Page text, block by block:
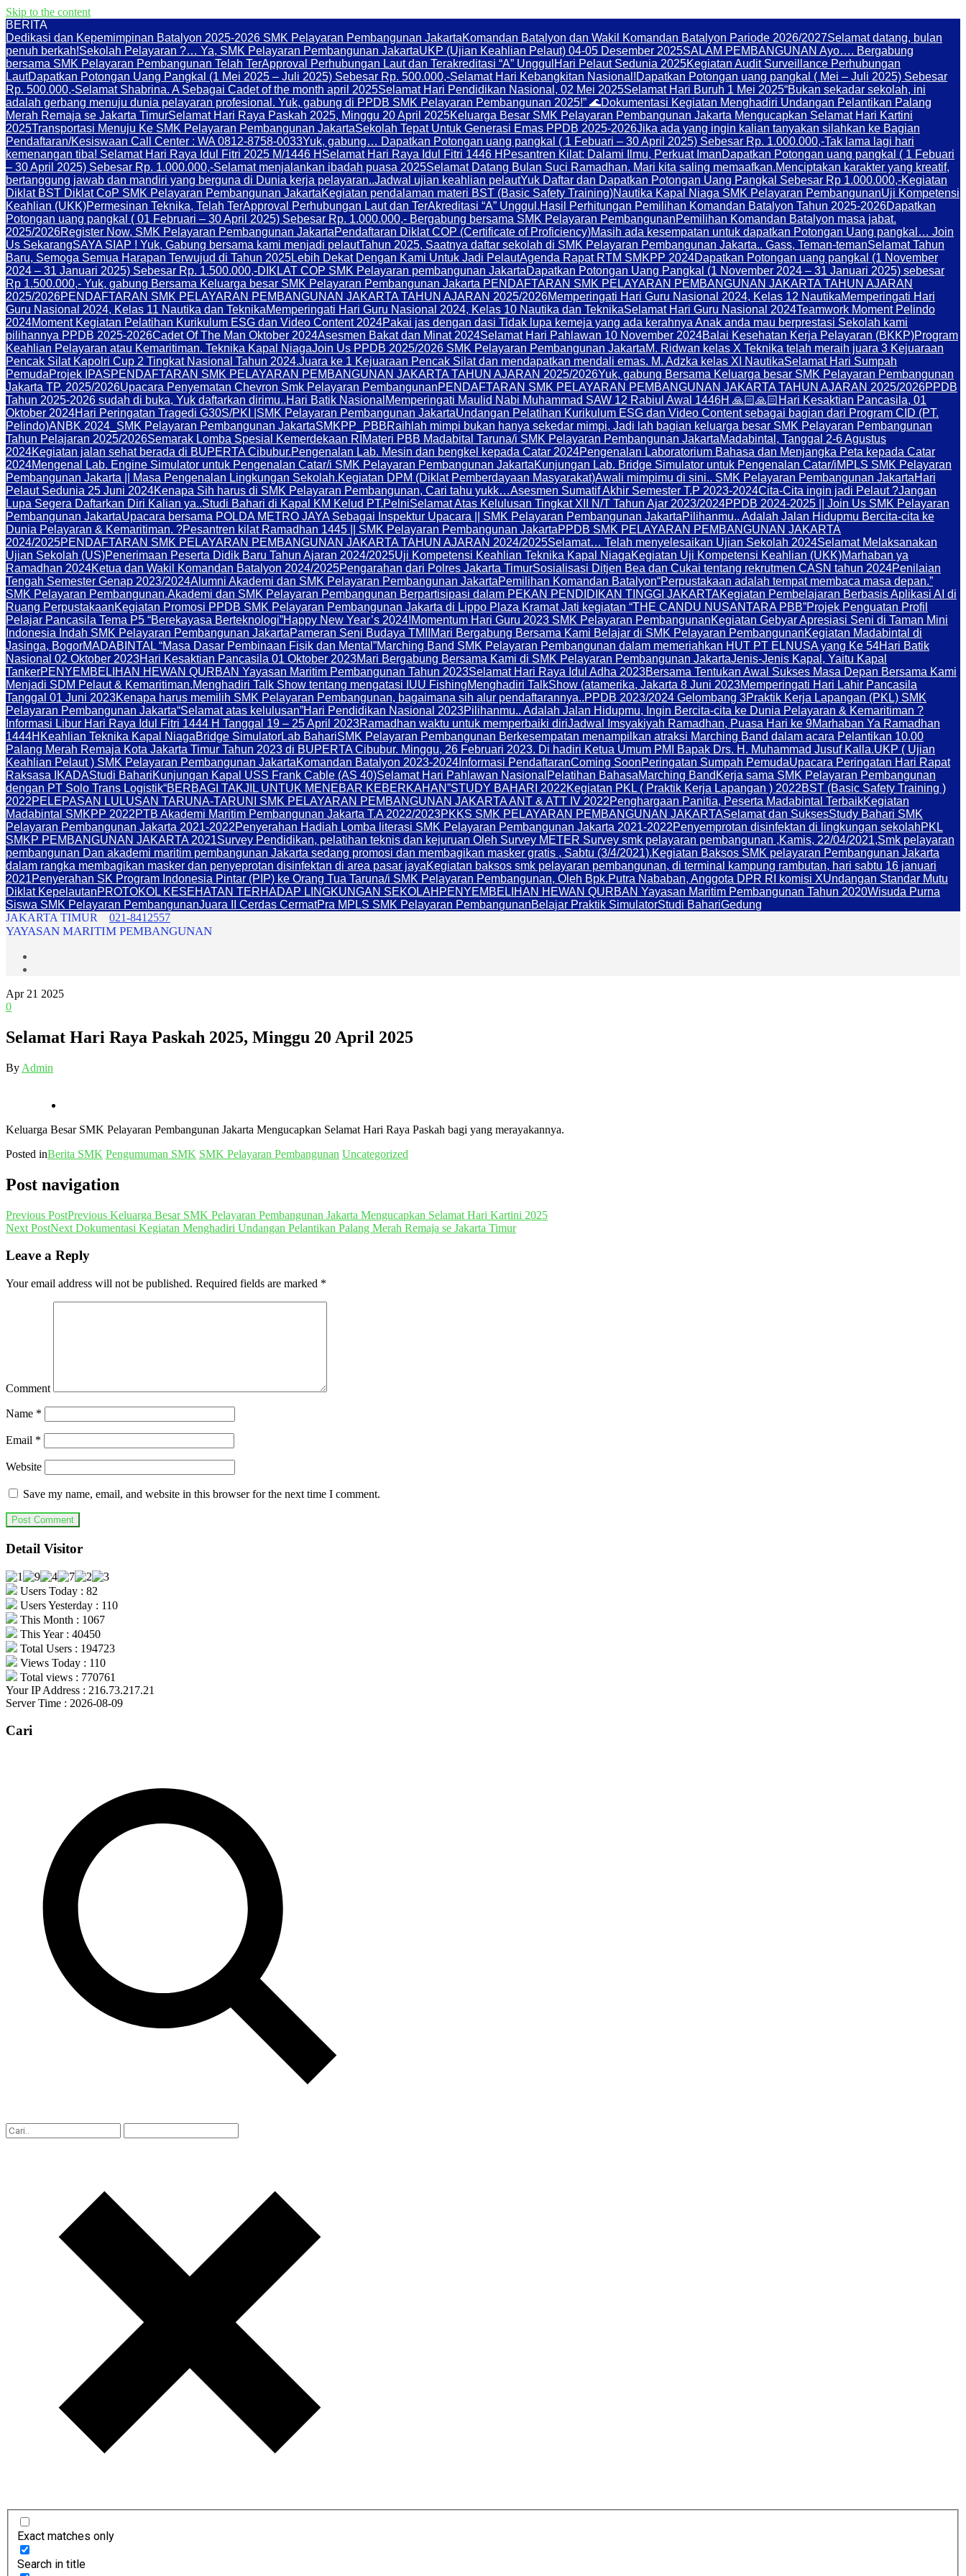
Skip to the content
BERITA
Dedikasi dan Kepemimpinan Batalyon 2025-2026 SMK Pelayaran Pembangunan JakartaKomandan Batalyon dan Wakil Komandan Batalyon Pariode 2026/2027Selamat datang, bulan
penuh berkah!Sekolah Pelayaran ?… Ya, SMK Pelayaran Pembangunan JakartaUKP (Ujian Keahlian Pelaut) 04-05 Desember 2025SALAM PEMBANGUNAN Ayo…. Bergabung
bersama SMK Pelayaran Pembangunan Telah TerApproval Perhubungan Laut dan Terakreditasi “A” Unggul Hari Pelaut Sedunia 2025Kegiatan Audit Surveillance Perhubungan
LautDapatkan Potongan Uang Pangkal (1 Mei 2025 – Juli 2025) Sebesar Rp. 500.000,-Selamat Hari Kebangkitan Nasional!Dapatkan Potongan uang pangkal ( Mei – Juli 2025) Sebesar
Rp. 500.000,-Selamat Shabrina. A Sebagai Cadet of the month april 2025Selamat Hari Pendidikan Nasional, 02 Mei 2025Selamat Hari Buruh 1 Mei 2025“Bukan sekadar sekolah, ini
adalah gerbang menuju dunia pelayaran profesional. Yuk, gabung di PPDB SMK Pelayaran Pembangunan 2025!” 🌊Dokumentasi Kegiatan Menghadiri Undangan Pelantikan Palang
Merah Remaja se Jakarta TimurSelamat Hari Raya Paskah 2025, Minggu 20 April 2025Keluarga Besar SMK Pelayaran Pembangunan Jakarta Mengucapkan Selamat Hari Kartini
2025Transportasi Menuju Ke SMK Pelayaran Pembangunan JakartaSekolah Tepat Untuk Generasi Emas PPDB 2025-2026Jika ada yang ingin kalian tanyakan silahkan ke Bagian
Pendaftaran/Kesiswaan Call Center : WA 0812-8758-0033Yuk, gabung… Dapatkan Potongan uang pangkal ( 1 Febuari – 30 April 2025) Sebesar Rp. 1.000.000,-Tak lama lagi hari
kemenangan tiba! Selamat Hari Raya Idul Fitri 2025 M/1446 H Selamat Hari Raya Idul Fitri 1446 H Pesantren Kilat: Dalami Ilmu, Perkuat ImanDapatkan Potongan uang pangkal ( 1 Febuari
– 30 April 2025) Sebesar Rp. 1.000.000,-Selamat menjalankan ibadah puasa 2025Selamat Datang Bulan Suci Ramadhan. Mari kita saling memaafkan.Menciptakan karakter yang kreatif,
bertanggung jawab dan mandiri yang berguna di Dunia kerja pelayaran..Jadwal ujian keahlian pelautYuk Daftar dan Dapatkan Potongan Uang Pangkal Sebesar Rp 1.000.000,-Kegiatan
Diklat BST Diklat CoP SMK Pelayaran Pembangunan JakartaKegiatan pendalaman materi BST (Basic Safety Training)Nautika Kapal Niaga SMK Pelayaran PembangunanUji Kompetensi
Keahlian (UKK)Permesinan Teknika, Telah TerApproval Perhubungan Laut dan TerAkreditasi “A” Unggul.Hasil Perhitungan Pemilihan Komandan Batalyon Tahun 2025-2026Dapatkan
Potongan uang pangkal ( 01 Februari – 30 April 2025) Sebesar Rp. 1.000.000,- Bergabung bersama SMK Pelayaran PembangunanPemilihan Komandan Batalyon masa jabat.
2025/2026Register Now, SMK Pelayaran Pembangunan JakartaPendaftaran Diklat COP (Certificate of Proficiency)Masih ada kesempatan untuk dapatkan Potongan Uang pangkal… Join
Us SekarangSAYA SIAP ! Yuk, Gabung bersama kami menjadi pelautTahun 2025, Saatnya daftar sekolah di SMK Pelayaran Pembangunan Jakarta.. Gass, Teman-temanSelamat Tahun
Baru, Semoga Semua Harapan Terwujud di Tahun 2025Lebih Dekat Dengan Kami Untuk Jadi PelautAgenda Rapat RTM SMKPP 2024Dapatkan Potongan uang pangkal (1 November
2024 – 31 Januari 2025) Sebesar Rp. 1.500.000,-DIKLAT COP SMK Pelayaran pembangunan JakartaDapatkan Potongan Uang Pangkal (1 November 2024 – 31 Januari 2025) sebesar
Rp 1.500.000,- Yuk, gabung Bersama Keluarga besar SMK Pelayaran Pembangunan Jakarta PENDAFTARAN SMK PELAYARAN PEMBANGUNAN JAKARTA TAHUN AJARAN
2025/2026PENDAFTARAN SMK PELAYARAN PEMBANGUNAN JAKARTA TAHUN AJARAN 2025/2026Memperingati Hari Guru Nasional 2024, Kelas 12 NautikaMemperingati Hari
Guru Nasional 2024, Kelas 11 Nautika dan TeknikaMemperingati Hari Guru Nasional 2024, Kelas 10 Nautika dan TeknikaSelamat Hari Guru Nasional 2024Teamwork Moment Pelindo
2024Moment Kegiatan Pelatihan Kurikulum ESG dan Video Content 2024Pakai jas dengan dasi Tidak lupa kemeja yang ada kerahnya Anak anda mau berprestasi Sekolah kami
pilihannya PPDB 2025-2026Cadet Of The Man Oktober 2024Asesmen Bakat dan Minat 2024Selamat Hari Pahlawan 10 November 2024Balai Kesehatan Kerja Pelayaran (BKKP)Program
Keahlian Pelayaran atau Kemaritiman. Teknika Kapal NiagaJoin Us PPDB 2025/2026 SMK Pelayaran Pembangunan JakartaM. Ridwan kelas X Teknika telah meraih juara 3 Kejuaraan
Pencak Silat Kapolri Cup 2 Tingkat Nasional Tahun 2024.Juara ke 1 Kejuaraan Pencak Silat dan mendapatkan mendali emas. M. Adzka kelas XI NautikaSelamat Hari Sumpah
PemudaProjek IPASPENDAFTARAN SMK PELAYARAN PEMBANGUNAN JAKARTA TAHUN AJARAN 2025/2026Yuk, gabung Bersama Keluarga besar SMK Pelayaran Pembangunan
Jakarta TP. 2025/2026Upacara Penyematan Chevron Smk Pelayaran PembangunanPENDAFTARAN SMK PELAYARAN PEMBANGUNAN JAKARTA TAHUN AJARAN 2025/2026PPDB
Tahun 2025-2026 sudah di buka, Yuk daftarkan dirimu..Hari Batik Nasional Memperingati Maulid Nabi Muhammad SAW 12 Rabiul Awal 1446H 🙏🏻🙏🏻 Hari Kesaktian Pancasila, 01
Oktober 2024Hari Peringatan Tragedi G30S/PKI |SMK Pelayaran Pembangunan JakartaUndangan Pelatihan Kurikulum ESG dan Video Content sebagai bagian dari Program CID (PT.
Pelindo)ANBK 2024_SMK Pelayaran Pembangunan JakartaSMKPP_PBBRaihlah mimpi bukan hanya sekedar mimpi, Jadi lah bagian keluarga besar SMK Pelayaran Pembangunan
Tahun Pelajaran 2025/2026Semarak Lomba Spesial Kemerdekaan RI Materi PBB Madabital Taruna/i SMK Pelayaran Pembangunan JakartaMadabintal, Tanggal 2-6 Agustus
2024Kegiatan jalan sehat berada di BUPERTA Cibubur.Pengenalan Lab. Mesin dan bengkel kepada Catar 2024Pengenalan Laboratorium Bahasa dan Menjangka Peta kepada Catar
2024Mengenal Lab. Engine Simulator untuk Pengenalan Catar/i SMK Pelayaran Pembangunan JakartaKunjungan Lab. Bridge Simulator untuk Pengenalan Catar/iMPLS SMK Pelayaran
Pembangunan Jakarta || Masa Pengenalan Lingkungan Sekolah.Kegiatan DPM (Diklat Pemberdayaan Masyarakat)Awali mimpimu di sini.. SMK Pelayaran Pembangunan JakartaHari
Pelaut Sedunia 25 Juni 2024Kenapa Sih harus di SMK Pelayaran Pembangunan, Cari tahu yukk…Asesmen Sumatif Akhir Semester T.P 2023-2024Cita-Cita ingin jadi Pelaut ?Jangan
Lupa Segera Daftarkan Diri Kalian ya..Studi Bahari di Kapal KM Kelud PT.PelniSelamat Atas Kelulusan Tingkat XII N/T Tahun Ajar 2023/2024PPDB 2024-2025 || Join Us SMK Pelayaran
Pembangunan JakartaUpacara bersama POLDA METRO JAYA Sebagai Inspektur Upacara || SMK Pelayaran Pembangunan JakartaPilihanmu.. Adalah Jalan Hidupmu Bercita-cita ke
Dunia Pelayaran & Kemaritiman. ?Pesantren kilat Ramadhan 1445 || SMK Pelayaran Pembangunan JakartaPPDB SMK PELAYARAN PEMBANGUNAN JAKARTA
2024/2025PENDAFTARAN SMK PELAYARAN PEMBANGUNAN JAKARTA TAHUN AJARAN 2024/2025Selamat… Telah menyelesaikan Ujian Sekolah 2024Selamat Melaksanakan
Ujian Sekolah (US)Penerimaan Peserta Didik Baru Tahun Ajaran 2024/2025Uji Kompetensi Keahlian Teknika Kapal NiagaKegiatan Uji Kompetensi Keahlian (UKK)Marhaban ya
Ramadhan 2024Ketua dan Wakil Komandan Batalyon 2024/2025Pengarahan dari Polres Jakarta TimurSosialisasi Ditjen Bea dan Cukai tentang rekrutmen CASN tahun 2024Penilaian
Tengah Semester Genap 2023/2024Alumni Akademi dan SMK Pelayaran Pembangunan JakartaPemilihan Komandan Batalyon“Perpustakaan adalah tempat membaca masa depan.”
SMK Pelayaran Pembangunan.Akademi dan SMK Pelayaran Pembangunan Berpartisipasi dalam PEKAN PENDIDIKAN TINGGI JAKARTAKegiatan Pembelajaran Berbasis Aplikasi AI di
Ruang PerpustakaanKegiatan Promosi PPDB SMK Pelayaran Pembangunan Jakarta di Lippo Plaza Kramat Jati kegiatan “THE CANDU NUSANTARA PBB”Projek Penguatan Profil
Pelajar Pancasila Tema P5 “Berekayasa Berteknologi”Happy New Year’s 2024!Momentum Hari Guru 2023 SMK Pelayaran PembangunanKegiatan Gebyar Apresiasi Seni di Taman Mini
Indonesia Indah SMK Pelayaran Pembangunan JakartaPameran Seni Budaya TMII Mari Bergabung Bersama Kami Belajar di SMK Pelayaran PembangunanKegiatan Madabintal di
Jasinga, BogorMADABINTAL “Masa Dasar Pembinaan Fisik dan Mental”Marching Band SMK Pelayaran Pembangunan dalam memeriahkan HUT PT ELNUSA yang Ke 54Hari Batik
Nasional 02 Oktober 2023Hari Kesaktian Pancasila 01 Oktober 2023Mari Bergabung Bersama Kami di SMK Pelayaran Pembangunan JakartaJenis-Jenis Kapal, Yaitu Kapal
TankerPENYEMBELIHAN HEWAN QURBAN Yayasan Maritim Pembangunan Tahun 2023Selamat Hari Raya Idul Adha 2023Bersama Tentukan Awal Sukses Masa Depan Bersama Kami
Menjadi SDM Pelaut & Kemaritiman.Menghadiri Talk Show tentang mengatasi IUU FishingMenghadiri TalkShow (atamerika, Jakarta 8 Juni 2023Memperingati Hari Lahir Pancasila
Tanggal 01 Juni 2023Kenapa harus memilih SMK Pelayaran Pembangunan, bagaimana sih alur pendaftarannya..PPDB 2023/2024 Gelombang 3Praktik Kerja Lapangan (PKL) SMK
Pelayaran Pembangunan Jakarta“Selamat atas kelulusan”Hari Pendidikan Nasional 2023Pilihanmu.. Adalah Jalan Hidupmu, Ingin Bercita-cita ke Dunia Pelayaran & Kemaritiman ?
Informasi Libur Hari Raya Idul Fitri 1444 H Tanggal 19 – 25 April 2023Ramadhan waktu untuk memperbaiki diriJadwal Imsyakiyah Ramadhan, Puasa Hari ke 9Marhaban Ya Ramadhan
1444H Keahlian Teknika Kapal NiagaBridge SimulatorLab BahariSMK Pelayaran Pembangunan Berkesempatan menampilkan atraksi Marching Band dalam acara Pelantikan 10.00
Palang Merah Remaja Kota Jakarta Timur Tahun 2023 di BUPERTA Cibubur. Minggu, 26 Februari 2023. Di hadiri Ketua Umum PMI Bapak Drs. H. Muhammad Jusuf Kalla.UKP ( Ujian
Keahlian Pelaut ) SMK Pelayaran Pembangunan JakartaKomandan Batalyon 2023-2024 Informasi PendaftaranComing SoonPeringatan Sumpah PemudaUpacara Peringatan Hari Rapat
Raksasa IKADAStudi BahariKunjungan Kapal USS Frank Cable (AS 40)Selamat Hari Pahlawan Nasional Pelatihan BahasaMarching Band Kerja sama SMK Pelayaran Pembangunan
dengan PT Solo Trans Logistik“BERBAGI TAKJIL UNTUK MENEBAR KEBERKAHAN”STUDY BAHARI 2022Kegiatan PKL ( Praktik Kerja Lapangan ) 2022BST (Basic Safety Training )
2022PELEPASAN LULUSAN TARUNA-TARUNI SMK PELAYARAN PEMBANGUNAN JAKARTA ANT & ATT IV 2022Penghargaan Panitia, Peserta Madabintal TerbaikKegiatan
Madabintal SMKPP 2022PTB Akademi Maritim Pembangunan Jakarta T.A 2022/2023PKKS SMK PELAYARAN PEMBANGUNAN JAKARTASelamat dan SuksesStudy Bahari SMK
Pelayaran Pembangunan Jakarta 2021-2022Penyerahan Hadiah Lomba literasi SMK Pelayaran Pembangunan Jakarta 2021-2022Penyemprotan disinfektan di lingkungan sekolahPKL
SMKP PEMBANGUNAN JAKARTA 2021Survey Pendidikan, pelatihan teknis dan kejuruan Oleh Survey METER Survey smk pelayaran pembangunan ,Kamis, 22/04/2021,Smk pelayaran
pembangunan Dan akademi maritim pembangunan Jakarta sedang promosi dan membagikan masker gratis , Sabtu (3/4/2021).Kegiatan Baksos SMK pelayaran Pembangunan Jakarta
dalam rangka membagikan masker dan penyeprotan disinfektan di area pasar jayaKegiatan baksos smk pelayaran pembangunan, di terminal kampung rambutan, hari sabtu 16 januari
2021Penyerahan SK Program Indonesia Pintar (PIP) ke Orang Tua Taruna/i SMK Pelayaran Pembangunan, Oleh Bpk.Putra Nababan, Anggota DPR RI komisi XUndangan Standar Mutu
Diklat KepelautanPROTOKOL KESEHATAN TERHADAP LINGKUNGAN SEKOLAH PENYEMBELIHAN HEWAN QURBAN Yayasan Maritim Pembangunan Tahun 2020Wisuda Purna
Siswa SMK Pelayaran PembangunanJuara II Cerdas CermatPra MPLS SMK Pelayaran PembangunanBelajar Praktik SimulatorStudi BahariGedung
JAKARTA TIMUR
021-8412557
YAYASAN MARITIM PEMBANGUNAN
Apr 21 2025
0
Selamat Hari Raya Paskah 2025, Minggu 20 April 2025
By Admin
Keluarga Besar SMK Pelayaran Pembangunan Jakarta Mengucapkan Selamat Hari Raya Paskah bagi yang merayakannya.
Posted inBerita SMK Pengumuman SMK SMK Pelayaran Pembangunan Uncategorized
Post navigation
Previous PostPrevious Keluarga Besar SMK Pelayaran Pembangunan Jakarta Mengucapkan Selamat Hari Kartini 2025
Next PostNext Dokumentasi Kegiatan Menghadiri Undangan Pelantikan Palang Merah Remaja se Jakarta Timur
Leave a Reply
Your email address will not be published. Required fields are marked *
Comment
Name *
Email *
Website
Save my name, email, and website in this browser for the next time I comment.
Detail Visitor
Users Today : 82
Users Yesterday : 110
This Month : 1067
This Year : 40450
Total Users : 194723
Views Today : 110
Total views : 770761
Your IP Address : 216.73.217.21
Server Time : 2026-08-09
Cari
Exact matches only
Search in title